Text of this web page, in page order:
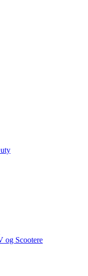
og Scootere